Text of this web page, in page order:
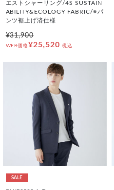
エストシャーリング/4S SUSTAIN
ABILITY&ECOLOGY FABRIC/※パ
ンツ裾上げ済仕様
¥31,900
WEB価格¥25,520 税込
SALE